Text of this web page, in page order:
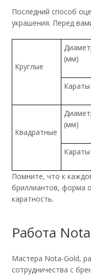
Последний способ
украшения. Перед
Круглые
(мм)
Караты
Квадратные
(мм)
Караты
Помните, что к
бриллиантов, форма
каратность.
Работа
Мастера Nota-Gold,
сотрудничества с